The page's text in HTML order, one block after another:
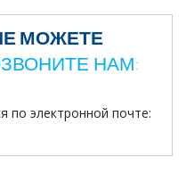
МОЖЕТЕ
НАМ:
по электронной почте: